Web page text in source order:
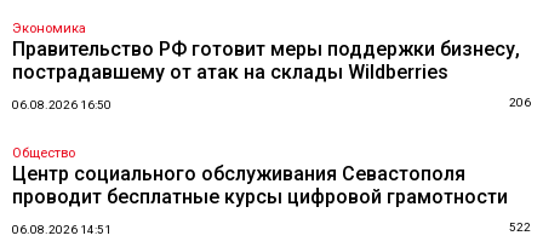
Экономика
Правительство РФ готовит меры поддержки бизнесу,
пострадавшему от атак на склады Wildberries
06.08.2026 16:50 206
Общество
Центр социального обслуживания Севастополя
проводит бесплатные курсы цифровой грамотности
06.08.2026 14:51 522